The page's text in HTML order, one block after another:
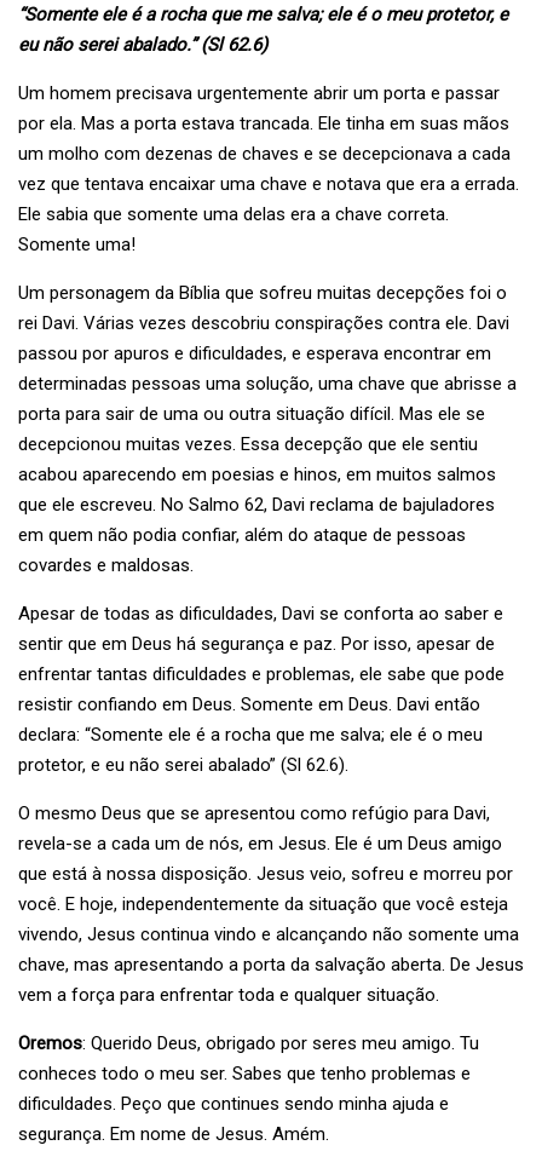
“Somente ele é a rocha que me salva; ele é o meu protetor, e
eu não serei abalado.” (Sl 62.6)
Um homem precisava urgentemente abrir um porta e passar
por ela. Mas a porta estava trancada. Ele tinha em suas mãos
um molho com dezenas de chaves e se decepcionava a cada
vez que tentava encaixar uma chave e notava que era a errada.
Ele sabia que somente uma delas era a chave correta.
Somente uma!
Um personagem da Bíblia que sofreu muitas decepções foi o
rei Davi. Várias vezes descobriu conspirações contra ele. Davi
passou por apuros e dificuldades, e esperava encontrar em
determinadas pessoas uma solução, uma chave que abrisse a
porta para sair de uma ou outra situação difícil. Mas ele se
decepcionou muitas vezes. Essa decepção que ele sentiu
acabou aparecendo em poesias e hinos, em muitos salmos
que ele escreveu. No Salmo 62, Davi reclama de bajuladores
em quem não podia confiar, além do ataque de pessoas
covardes e maldosas.
Apesar de todas as dificuldades, Davi se conforta ao saber e
sentir que em Deus há segurança e paz. Por isso, apesar de
enfrentar tantas dificuldades e problemas, ele sabe que pode
resistir confiando em Deus. Somente em Deus. Davi então
declara: “Somente ele é a rocha que me salva; ele é o meu
protetor, e eu não serei abalado” (Sl 62.6).
O mesmo Deus que se apresentou como refúgio para Davi,
revela-se a cada um de nós, em Jesus. Ele é um Deus amigo
que está à nossa disposição. Jesus veio, sofreu e morreu por
você. E hoje, independentemente da situação que você esteja
vivendo, Jesus continua vindo e alcançando não somente uma
chave, mas apresentando a porta da salvação aberta. De Jesus
vem a força para enfrentar toda e qualquer situação.
Oremos: Querido Deus, obrigado por seres meu amigo. Tu
conheces todo o meu ser. Sabes que tenho problemas e
dificuldades. Peço que continues sendo minha ajuda e
segurança. Em nome de Jesus. Amém.